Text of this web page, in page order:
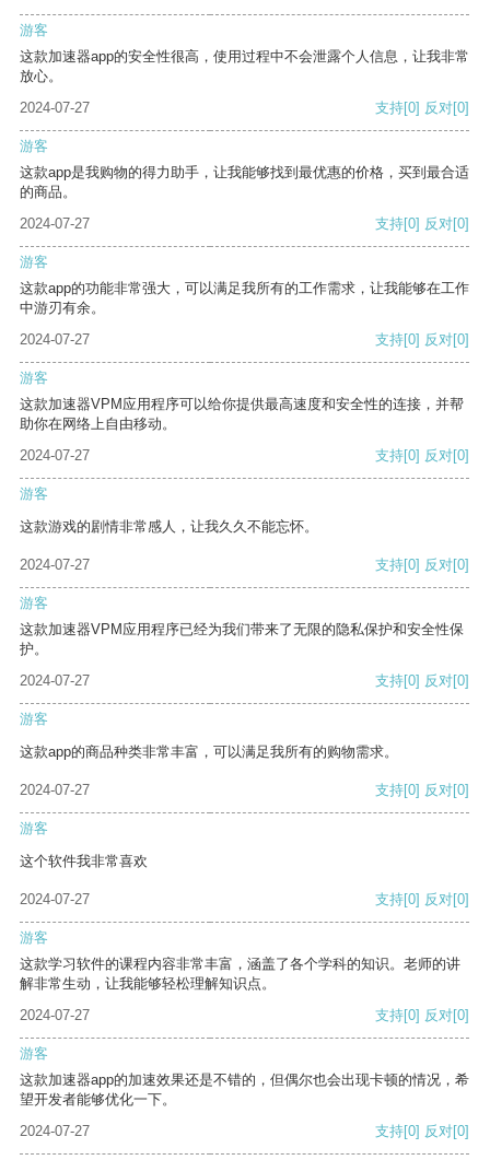
游客
这款加速器app的安全性很高，使用过程中不会泄露个人信息，让我非常
放心。
2024-07-27
支持[0] 反对[0]
游客
这款app是我购物的得力助手，让我能够找到最优惠的价格，买到最合适
的商品。
2024-07-27
支持[0] 反对[0]
游客
这款app的功能非常强大，可以满足我所有的工作需求，让我能够在工作
中游刃有余。
2024-07-27
支持[0] 反对[0]
游客
这款加速器VPM应用程序可以给你提供最高速度和安全性的连接，并帮
助你在网络上自由移动。
2024-07-27
支持[0] 反对[0]
游客
这款游戏的剧情非常感人，让我久久不能忘怀。
2024-07-27 支持[0] 反对[0]
游客
这款加速器VPM应用程序已经为我们带来了无限的隐私保护和安全性保
护。
2024-07-27
支持[0] 反对[0]
游客
这款app的商品种类非常丰富，可以满足我所有的购物需求。
2024-07-27 支持[0] 反对[0]
游客
这个软件我非常喜欢
2024-07-27 支持[0] 反对[0]
游客
这款学习软件的课程内容非常丰富，涵盖了各个学科的知识。老师的讲
解非常生动，让我能够轻松理解知识点。
2024-07-27
支持[0] 反对[0]
游客
这款加速器app的加速效果还是不错的，但偶尔也会出现卡顿的情况，希
望开发者能够优化一下。
2024-07-27
支持[0] 反对[0]